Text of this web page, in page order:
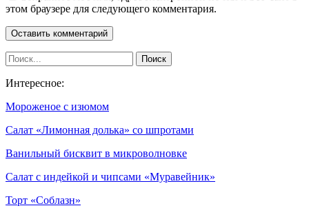
этом браузере для следующего комментария.
Интересное:
Мороженое с изюмом
Салат «Лимонная долька» со шпротами
Ванильный бисквит в микроволновке
Салат с индейкой и чипсами «Муравейник»
Торт «Соблазн»